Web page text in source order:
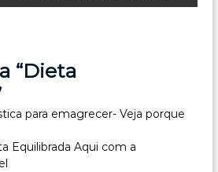
“Dieta
para emagrecer- Veja porque
Equilibrada Aqui com a